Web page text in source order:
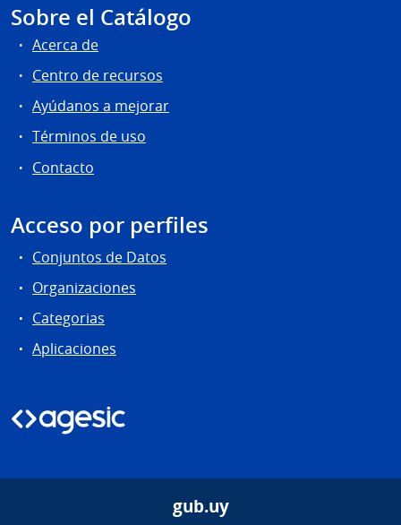
Sobre el Catálogo
Acerca de
Centro de recursos
Ayúdanos a mejorar
Términos de uso
Contacto
Acceso por perfiles
Conjuntos de Datos
Organizaciones
Categorias
Aplicaciones
gub.uy